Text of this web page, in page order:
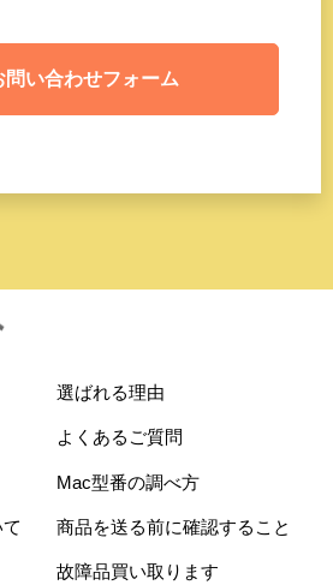
問い合わせフォーム
選ばれる理由
よくあるご質問
Mac型番の調べ方
商品を送る前に確認すること
故障品買い取ります